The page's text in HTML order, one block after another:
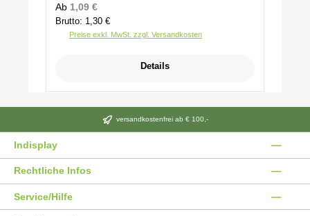
Regulärer Preis:
Ab 1,09 €
Brutto: 1,30 €
Preise exkl. MwSt. zzgl. Versandkosten
Details
versandkostenfrei ab € 100,-
Indisplay
Rechtliche Infos
Service/Hilfe